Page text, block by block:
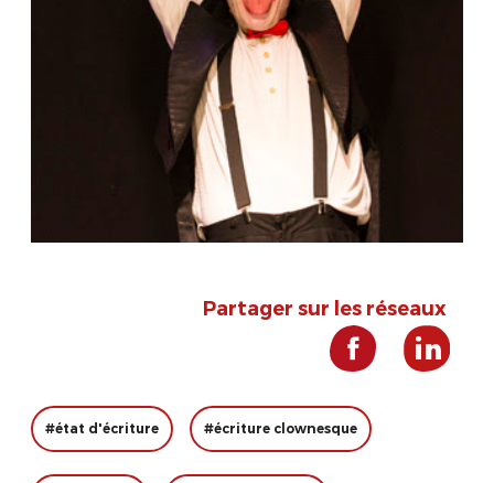
Partager sur les réseaux
#état d'écriture #écriture clownesque